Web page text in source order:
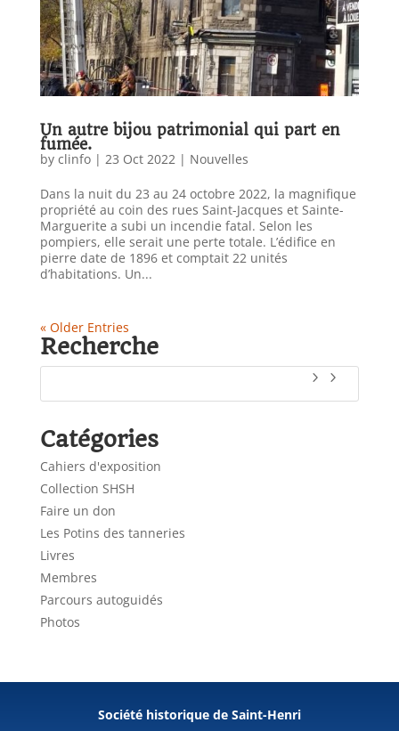
Un autre bijou patrimonial qui part en
fumée.
by clinfo| 23 Oct 2022| Nouvelles
Dans la nuit du 23 au 24 octobre 2022, la magnifique
propriété au coin des rues Saint-Jacques et Sainte-
Marguerite a subi un incendie fatal. Selon les
pompiers, elle serait une perte totale. L’édifice en
pierre date de 1896 et comptait 22 unités
d’habitations. Un...
« Older Entries
Recherche
Catégories
Cahiers d'exposition
Collection SHSH
Faire un don
Les Potins des tanneries
Livres
Membres
Parcours autoguidés
Photos
Société historique de Saint-Henri